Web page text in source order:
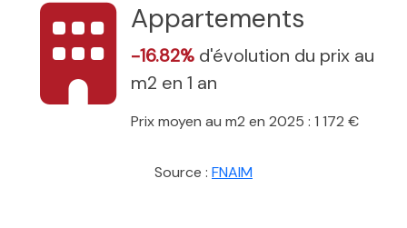
Appartements
-16.82% d'évolution du prix au
m2 en 1 an
Prix moyen au m2 en 2025 : 1 172 €
Source : FNAIM